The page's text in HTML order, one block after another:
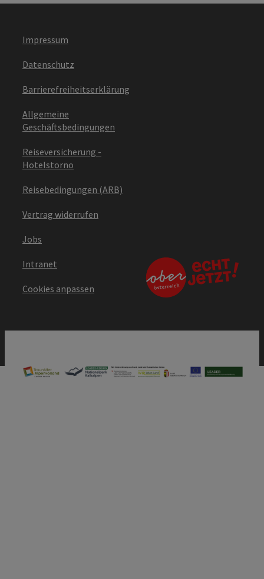
Impressum
Datenschutz
Barrierefreiheitserklärung
Allgemeine
Geschäftsbedingungen
Reiseversicherung -
Hotelstorno
Reisebedingungen (ARB)
Vertrag widerrufen
Jobs
Intranet
Cookies anpassen